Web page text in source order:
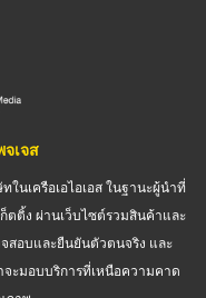
เจส
นเครือเอไอเอส ในฐานะผู้นำที่
ติ้ง ผ่านเว็บไซต์รวมสินค้าและ
สอบและยืนยันตัวตนจริง และ
ะมอบบริการที่เหนือความคาด